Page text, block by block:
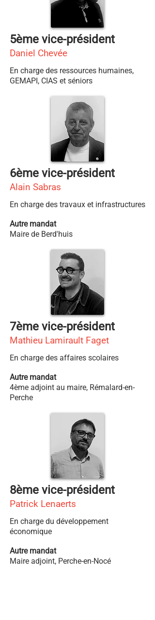
5ème vice-président
Daniel Chevée
En charge des ressources humaines,
GEMAPI, CIAS et séniors
6ème vice-président
Alain Sabras
En charge des travaux et infrastructures
Autre mandat
Maire de Berd'huis
7ème vice-président
Mathieu Lamirault Faget
En charge des affaires scolaires
Autre mandat
4ème adjoint au maire, Rémalard-en-
Perche
8ème vice-président
Patrick Lenaerts
En charge du développement
économique
Autre mandat
Maire adjoint, Perche-en-Nocé